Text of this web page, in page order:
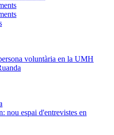
voluntària en la UMH
nou espai d'entrevistes en